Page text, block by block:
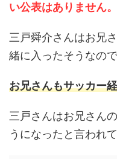
い公表はありません。
三戸舜介さんはお兄
緒に入ったそうなので
お兄さんもサッカー
三戸さんはお兄さん
うになったと言われて